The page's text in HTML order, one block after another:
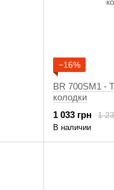
−16%
BR 700SM1 -
колодки
1
1 033 грн
В наличии